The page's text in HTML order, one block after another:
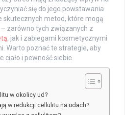
się do jego powstawania.
skutecznych metod, które mogą
zarówno tych związanych z
, jak i zabiegami kosmetycznymi
Warto poznać te strategie, aby
ciało i pewność siebie.
w okolicy ud?
w redukcji cellulitu na udach?